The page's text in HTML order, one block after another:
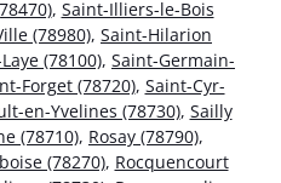
, Saint-Illiers-le-Bois
(78980), Saint-Hilarion
(78100), Saint-Germain-
Forget (78720), Saint-Cyr-
en-Yvelines (78730), Sailly
(78710), Rosay (78790),
(78270), Rocquencourt